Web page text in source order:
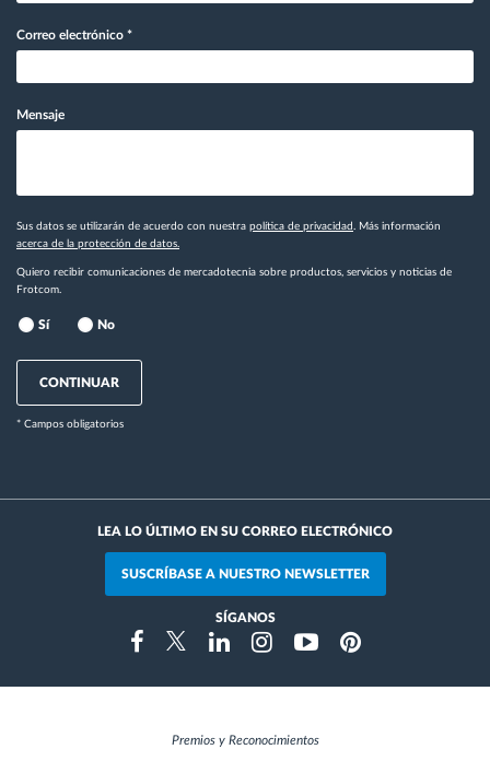
Correo electrónico *
Mensaje
Sus datos se utilizarán de acuerdo con nuestra política de privacidad . Más información
acerca de la protección de datos.
Quiero recibir comunicaciones de mercadotecnia sobre productos, servicios y noticias de
Frotcom.
Sí No
CONTINUAR
* Campos obligatorios
LEA LO ÚLTIMO EN SU CORREO ELECTRÓNICO
SUSCRÍBASE A NUESTRO NEWSLETTER
SÍGANOS
FacebookTwitterLinkedinInstragramYoutubePinterest
Premios y Reconocimientos